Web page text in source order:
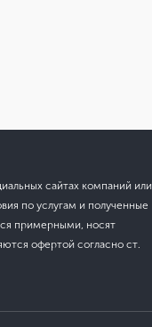
сайтах компаний или
по услугам и полученные
примерными, носят
офертой согласно ст.